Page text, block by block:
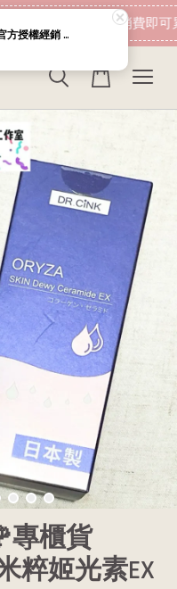
加入會員 消費即可
專櫃貨
粹姬光素EX
現貨:fire:BOBO美妝:rose:官方授權經銷 日本NIPPI 日本製100%純膠原蛋白胜肽白金版 1盒3袋(附5g湯匙) 易吸收